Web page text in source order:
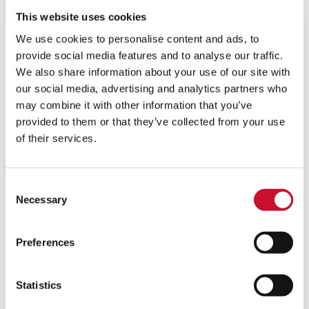
This website uses cookies
We use cookies to personalise content and ads, to
provide social media features and to analyse our traffic.
We also share information about your use of our site with
our social media, advertising and analytics partners who
may combine it with other information that you’ve
provided to them or that they’ve collected from your use
of their services.
Selection
Necessary
Preferences
Statistics
COLECTORES
VÍA
SECA